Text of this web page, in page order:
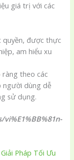
giá trị với các
quyền, được thực
am hiểu xu
theo các
người dùng dễ
sử dụng.
Pháp Tối Ưu